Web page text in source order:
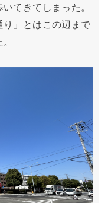
てきてしまった。
」とはこの辺まで